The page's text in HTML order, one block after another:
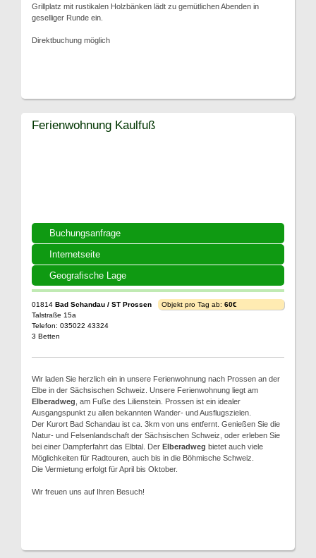
Grillplatz mit rustikalen Holzbänken lädt zu gemütlichen Abenden in
geselliger Runde ein.
Direktbuchung möglich
Buchungsanfrage
Internetseite
Geografische Lage
Ferienwohnung Kaulfuß
01814 Bad Schandau / ST Prossen
Talstraße 15a
Telefon: 035022 43324
3 Betten
Objekt pro Tag ab: 60€
Wir laden Sie herzlich ein in unsere Ferienwohnung nach Prossen an der
Elbe in der Sächsischen Schweiz. Unsere Ferienwohnung liegt am
Elberadweg , am Fuße des Lilienstein. Prossen ist ein idealer
Ausgangspunkt zu allen bekannten Wander- und Ausflugszielen.
Der Kurort Bad Schandau ist ca. 3km von uns entfernt. Genießen Sie die
Natur- und Felsenlandschaft der Sächsischen Schweiz, oder erleben Sie
bei einer Dampferfahrt das Elbtal. Der Elberadweg bietet auch viele
Möglichkeiten für Radtouren, auch bis in die Böhmische Schweiz.
Die Vermietung erfolgt für April bis Oktober.
Wir freuen uns auf Ihren Besuch!